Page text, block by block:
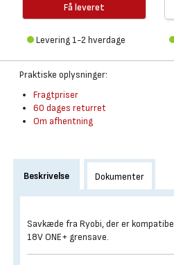
Få leveret
Levering 1-2 hverdage
Praktiske oplysninger:
Fragtpriser
60 dages returret
Om afhentning
Beskrivelse Dokumenter
Savkæde fra Ryobi, der er
18V ONE+ grensave.